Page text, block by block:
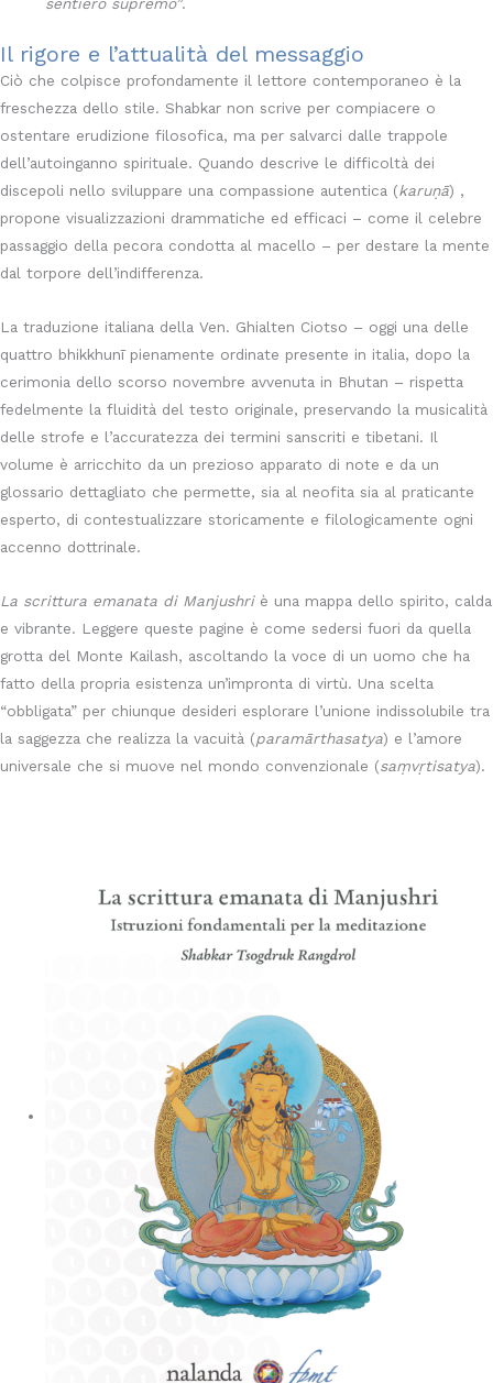
Il rigore e l’attualità del messaggio
Ciò che colpisce profondamente il lettore contemporaneo è la
freschezza dello stile. Shabkar non scrive per compiacere o
ostentare erudizione filosofica, ma per salvarci dalle trappole
dell’autoinganno spirituale. Quando descrive le difficoltà dei
discepoli nello sviluppare una compassione autentica (karuṇā) ,
propone visualizzazioni drammatiche ed efficaci – come il celebre
passaggio della pecora condotta al macello – per destare la mente
dal torpore dell’indifferenza.
La traduzione italiana della Ven. Ghialten Ciotso – oggi una delle
quattro bhikkhunī pienamente ordinate presente in italia, dopo la
cerimonia dello scorso novembre avvenuta in Bhutan – rispetta
fedelmente la fluidità del testo originale, preservando la musicalità
delle strofe e l’accuratezza dei termini sanscriti e tibetani. Il
volume è arricchito da un prezioso apparato di note e da un
glossario dettagliato che permette, sia al neofita sia al praticante
esperto, di contestualizzare storicamente e filologicamente ogni
accenno dottrinale.
La scrittura emanata di Manjushriè una mappa dello spirito, calda
e vibrante. Leggere queste pagine è come sedersi fuori da quella
grotta del Monte Kailash, ascoltando la voce di un uomo che ha
fatto della propria esistenza un’impronta di virtù. Una scelta
“obbligata” per chiunque desideri esplorare l’unione indissolubile tra
la saggezza che realizza la vacuità (paramārthasatya) e l’amore
universale che si muove nel mondo convenzionale (saṃvṛtisatya).